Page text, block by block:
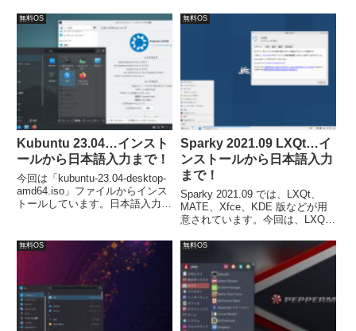
0.4.iso」からインストールしてい
ます。ISOファイルは、
sourceforge.net よりダウンロー
ドできます。
途対応が必要でした。
無料OS
Kubuntu 23.04…インスト
ールから日本語入力まで！
今回は「kubuntu-23.04-desktop-
amd64.iso」ファイルからインス
トールしています。日本語入力に
無料OS
Sparky 2021.09 LXQt…イ
ンストールから日本語入力
まで！
Sparky 2021.09 では、LXQt、
MATE、Xfce、KDE 版などが用
意されています。今回は、LXQt
「sparkylinux-2021.09-x86_64-
lxqt.iso」をインストールしまし
た。
無料OS 無料OS